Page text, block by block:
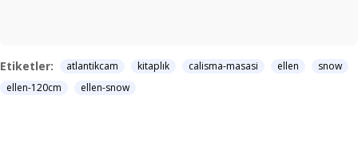
Etiketler: atlantikcam kitaplık calisma-masasi ellen
snow
ellen-120cm
ellen-snow